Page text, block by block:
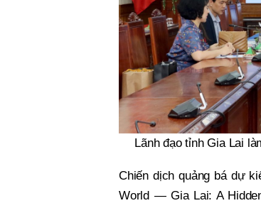
Lãnh đạo tỉnh Gia Lai
Chiến dịch quảng bá dự
World — Gia Lai: A